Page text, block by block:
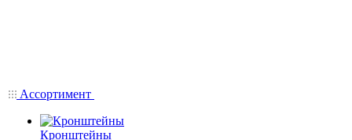
Ассортимент
Кронштейны